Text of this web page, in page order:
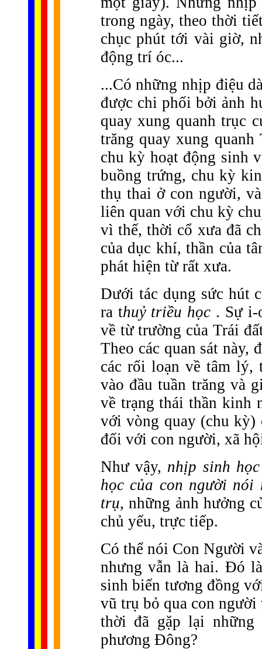
trong ngày, theo thời
chục phút tới vài giờ,
động trí óc...
...Có những nhịp điệu
được chi phối bởi ảnh
quay xung quanh trục
trăng quay xung quanh
chu kỳ hoạt động sinh
buồng trứng, chu kỳ
thụ thai ở con người,
liên quan với chu kỳ
vì thế, thời cổ xưa đã
của dục khí, thần của
phát hiện từ rất xưa.
Dưới tác dụng sức hút
ra thuỷ triều học . Sự i-
về từ trường của Trái
Theo các quan sát này,
các rối loạn về tâm lý,
vào đầu tuần trăng và
về trạng thái thần kinh
với vòng quay (chu kỳ)
đối với con người, xã
Như vậy, nhịp sinh
học của con người
trụ, những ảnh hưởng
chủ yếu, trực tiếp.
Có thể nói Con Người
nhưng vẫn là hai. Đó
sinh biến tương đồng
vũ trụ bỏ qua con
thời đã gặp lại
phương Đông?